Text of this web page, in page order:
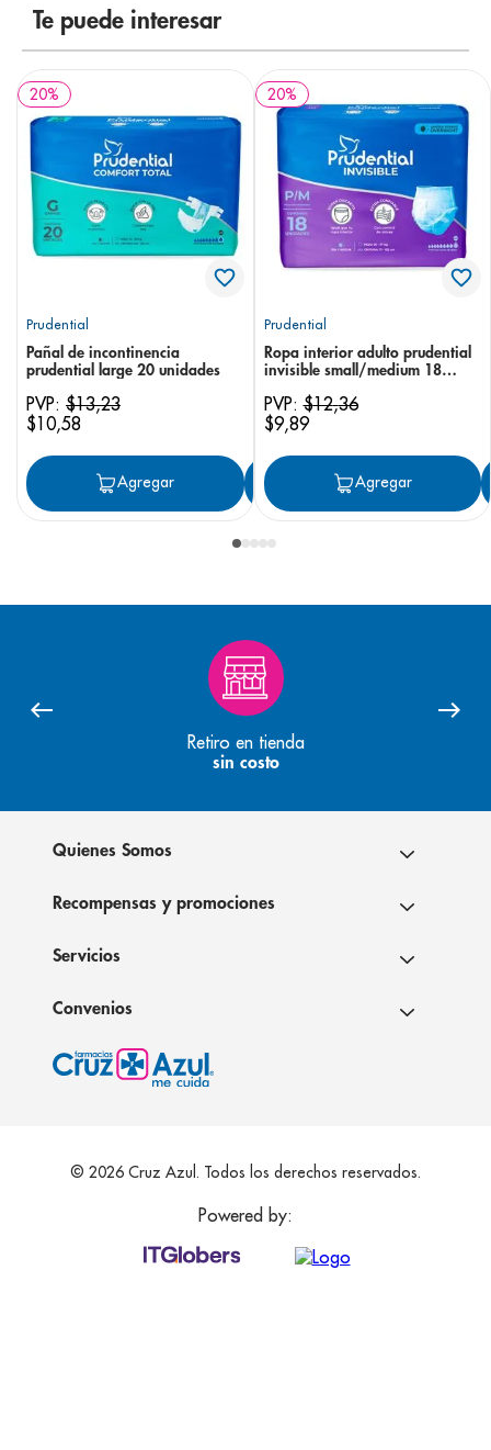
Te puede interesar
20%
Prudential
Pañal de incontinencia
prudential large 20 unidades
PVP: $13,23
$10,58
Agregar Agregar
20%
Prudential
Ropa interior adulto prudential
invisible small/medium 18
PVP:$12,36
$9,89
Agregar
Retiro en tienda
sin costo
Quienes Somos
Recompensas y promociones
Servicios
Convenios
© 2026 Cruz Azul. Todos los derechos reservados.
Powered by: